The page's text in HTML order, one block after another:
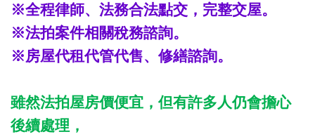
※全程律師、法務合法點交，完整交屋。
※法拍案件相關稅務諮詢。
※房屋代租代管代售、修繕諮詢。
雖然法拍屋房價便宜，但有許多人仍會擔心
後續處理，